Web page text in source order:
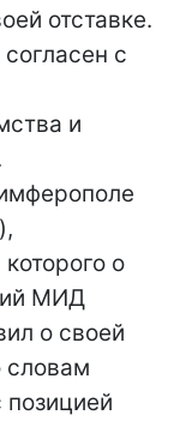
отставке.
с
и
),
о
МИД
о своей
словам
позицией